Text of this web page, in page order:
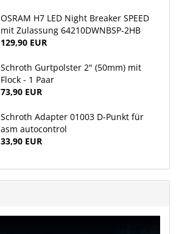
OSRAM H7 LED Night Breaker SPEED
mit Zulassung 64210DWNBSP-2HB
129,90 EUR
Schroth Gurtpolster 2" (50mm) mit
Flock - 1 Paar
73,90 EUR
Schroth Adapter 01003 D-Punkt für
asm autocontrol
33,90 EUR